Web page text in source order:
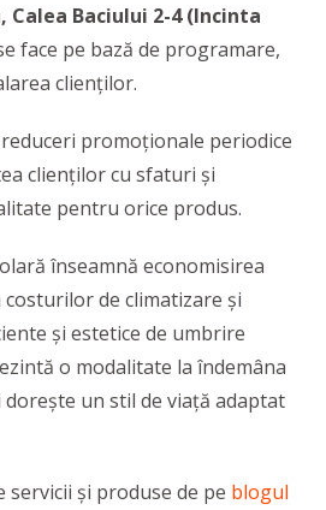
Calea Baciului 2-4 (Incinta
face pe bază de programare,
clienților.
promoționale periodice
clienților cu sfaturi și
pentru orice produs.
înseamnă economisirea
de climatizare și
și estetice de umbrire
o modalitate la îndemâna
un stil de viață adaptat
servicii și produse de pe blogul